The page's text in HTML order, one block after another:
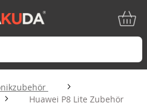
Huawei P8 Lite Zubehör